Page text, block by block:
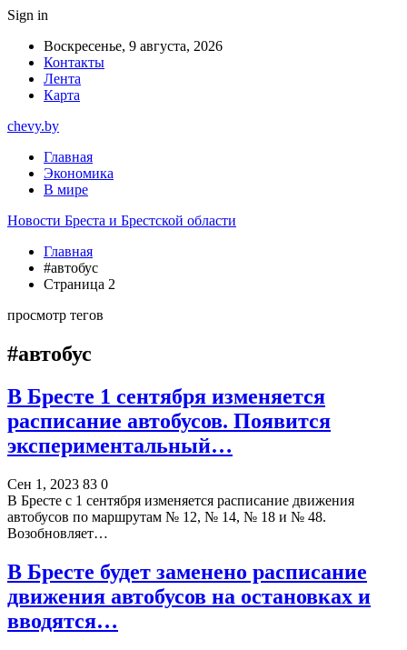
Sign in
Воскресенье, 9 августа, 2026
Контакты
Лента
Карта
chevy.by
Главная
Экономика
В мире
Новости Бреста и Брестской области
Главная
#автобус
Страница 2
просмотр тегов
#автобус
В Бресте 1 сентября изменяется
расписание автобусов. Появится
экспериментальный…
Сен 1, 2023 83 0
В Бресте с 1 сентября изменяется расписание движения
автобусов по маршрутам № 12, № 14, № 18 и № 48.
Возобновляет…
В Бресте будет заменено расписание
движения автобусов на остановках и
вводятся…